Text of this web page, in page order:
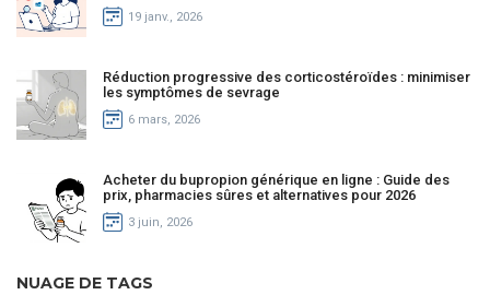
19 janv., 2026
Réduction progressive des corticostéroïdes : minimiser
les symptômes de sevrage
6 mars, 2026
Acheter du bupropion générique en ligne : Guide des
prix, pharmacies sûres et alternatives pour 2026
3 juin, 2026
NUAGE DE TAGS